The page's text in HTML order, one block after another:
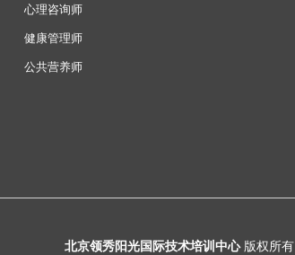
心理咨询师
健康管理师
公共营养师
北京领秀阳光国际技术培训中心版权所有